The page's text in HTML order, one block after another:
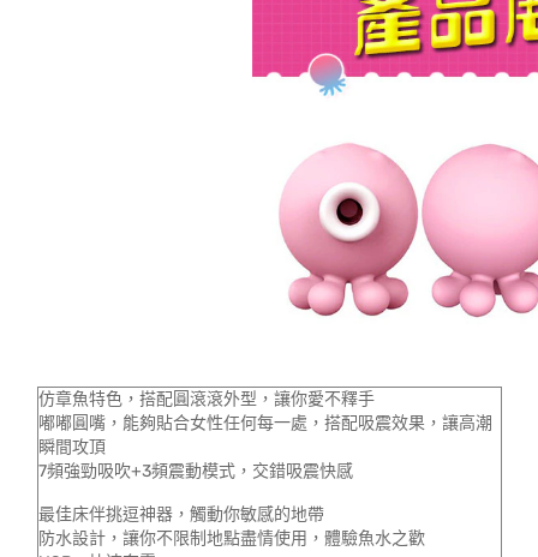
仿章魚特色，搭配圓滾滾外型，讓你愛不釋手
嘟嘟圓嘴，能夠貼合女性任何每一處，搭配吸震效果，讓高潮
瞬間攻頂
7頻強勁吸吹+3頻震動模式，交錯吸震快感
最佳床伴挑逗神器，觸動你敏感的地帶
防水設計，讓你不限制地點盡情使用，體驗魚水之歡